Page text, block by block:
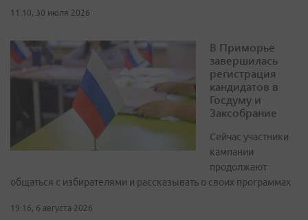
11:10, 30 июля 2026
В Приморье
завершилась
регистрация
кандидатов в
Госдуму и
Заксобрание
Сейчас участники
кампании
продолжают
общаться с избирателями и рассказывать о своих программах
19:16, 6 августа 2026